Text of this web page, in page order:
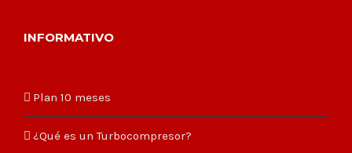
INFORMATIVO
Plan 10 meses
¿Qué es un Turbocompresor?